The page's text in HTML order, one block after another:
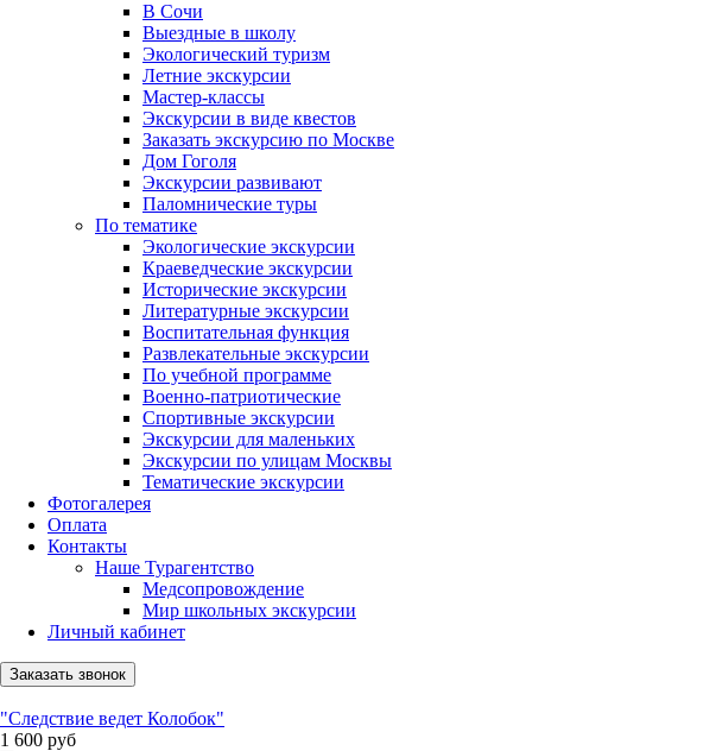
В Сочи
Выездные в школу
Экологический туризм
Летние экскурсии
Мастер-классы
Экскурсии в виде квестов
Заказать экскурсию по Москве
Дом Гоголя
Экскурсии развивают
Паломнические туры
По тематике
Экологические экскурсии
Краеведческие экскурсии
Исторические экскурсии
Литературные экскурсии
Воспитательная функция
Развлекательные экскурсии
По учебной программе
Военно-патриотические
Спортивные экскурсии
Экскурсии для маленьких
Экскурсии по улицам Москвы
Тематические экскурсии
Фотогалерея
Оплата
Контакты
Наше Турагентство
Медсопровождение
Мир школьных экскурсии
Личный кабинет
Заказать звонок
"Следствие ведет Колобок"
1 600 руб